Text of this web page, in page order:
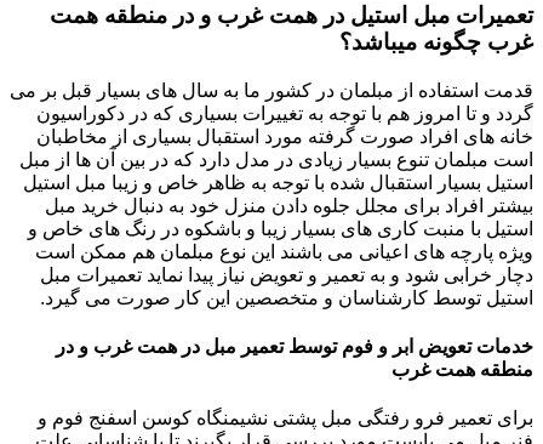
تعمیرات مبل استیل در همت غرب و در منطقه همت
غرب چگونه میباشد؟
قدمت استفاده از مبلمان در کشور ما به سال های بسیار قبل بر می
گردد و تا امروز هم با توجه به تغییرات بسیاری که در دکوراسیون
خانه های افراد صورت گرفته مورد استقبال بسیاری از مخاطبان
است مبلمان تنوع بسیار زیادی در مدل دارد که در بین آن ها از مبل
استیل بسیار استقبال شده با توجه به ظاهر خاص و زیبا مبل استیل
بیشتر افراد برای مجلل جلوه دادن منزل خود به دنبال خرید مبل
استیل با منبت کاری های بسیار زیبا و باشکوه در رنگ های خاص و
ویژه پارچه های اعیانی می باشند این نوع مبلمان هم ممکن است
دچار خرابی شود و به تعمیر و تعویض نیاز پیدا نماید تعمیرات مبل
استیل توسط کارشناسان و متخصصین این کار صورت می گیرد.
خدمات تعویض ابر و فوم توسط تعمیر مبل در همت غرب و در
منطقه همت غرب
برای تعمیر فرو رفتگی مبل پشتی نشیمنگاه کوسن اسفنج فوم و